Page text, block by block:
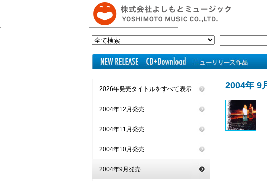
2026年発売タイトルをすべて表示
2004年12月発売
2004年11月発売
2004年10月発売
2004年9月発売
2004年 9